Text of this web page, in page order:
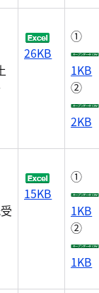
26KB
①
1KB
②
2KB
15KB
①
1KB
②
1KB